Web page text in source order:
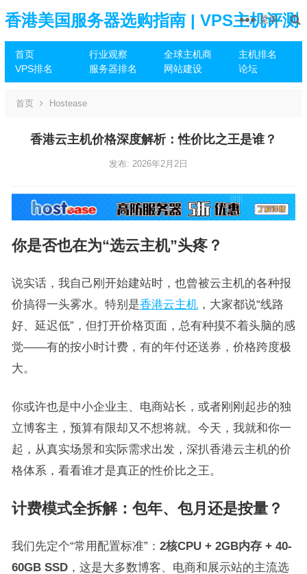
香港美国服务器选购指南 | VPS主机评测
推荐
首页 行业观察 全球主机商
主机排名
VPS排名
服务器排名 网站建设 论坛
菜单
首页 Hostease
香港云主机价格深度解析：性价比之王是谁？
发布: 2026年2月2日
你是否也在为“选云主机”头疼？
说实话，我自己刚开始建站时，也曾被云主机的各种报
价搞得一头雾水。特别是香港云主机，大家都说“线路
好、延迟低”，但打开价格页面，总有种摸不着头脑的感
觉——有的按小时计费，有的年付还送券，价格跨度极
大。
你或许也是中小企业主、电商站长，或者刚刚起步的独
立博客主，预算有限却又不想将就。今天，我就和你一
起，从真实场景和实际需求出发，深扒香港云主机的价
格体系，看看谁才是真正的性价比之王。
计费模式全拆解：包年、包月还是按量？
我们先定个“常用配置标准”： 2核CPU + 2GB内存 + 40-
60GB SSD，这是大多数博客、电商和展示站的主流选